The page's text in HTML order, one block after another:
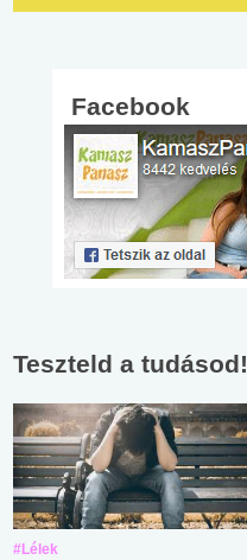
Facebook
Teszteld a tudásod!
#Lélek